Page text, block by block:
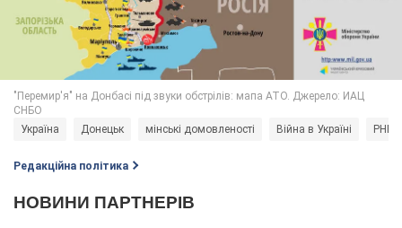
Україна Донецьк мінські домовленості Війна в Україні РНБО
Редакційна політика